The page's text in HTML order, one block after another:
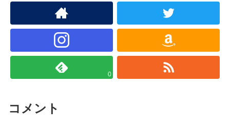
0
コメント